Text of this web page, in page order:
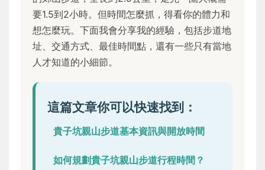
要1.5到2小時。但時間怎麼抓，得看你的體力和
想怎麼玩。下面我會分享我的經驗，包括步道地
址、交通方式、最佳時間點，還有一些只有當地
人才知道的小細節。
這篇文章你可以快速找到：
貴子坑親山步道基本資訊與開放時間
如何規劃貴子坑親山步道行程時間？